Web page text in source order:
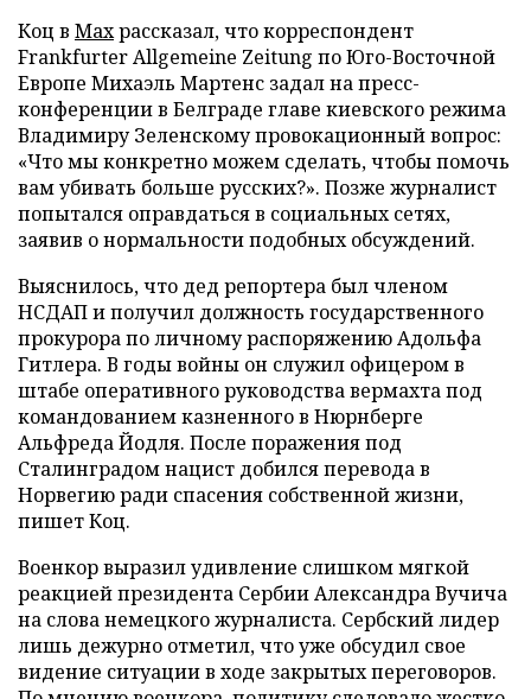
Коц в Махрассказал, что корреспондент
Frankfurter Allgemeine Zeitung по Юго-Восточной
Европе Михаэль Мартенс задал на пресс-
конференции в Белграде главе киевского режима
Владимиру Зеленскому провокационный вопрос:
«Что мы конкретно можем сделать, чтобы помочь
вам убивать больше русских?». Позже журналист
попытался оправдаться в социальных сетях,
заявив о нормальности подобных обсуждений.
Выяснилось, что дед репортера был членом
НСДАП и получил должность государственного
прокурора по личному распоряжению Адольфа
Гитлера. В годы войны он служил офицером в
штабе оперативного руководства вермахта под
командованием казненного в Нюрнберге
Альфреда Йодля. После поражения под
Сталинградом нацист добился перевода в
Норвегию ради спасения собственной жизни,
пишет Коц.
Военкор выразил удивление слишком мягкой
реакцией президента Сербии Александра Вучича
на слова немецкого журналиста. Сербский лидер
лишь дежурно отметил, что уже обсудил свое
видение ситуации в ходе закрытых переговоров.